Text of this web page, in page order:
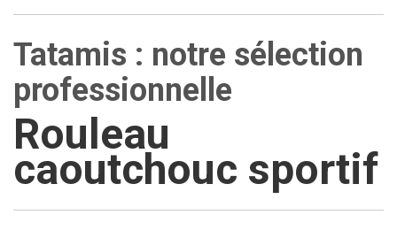
Tatamis : notre sélection
professionnelle
Rouleau
caoutchouc sportif